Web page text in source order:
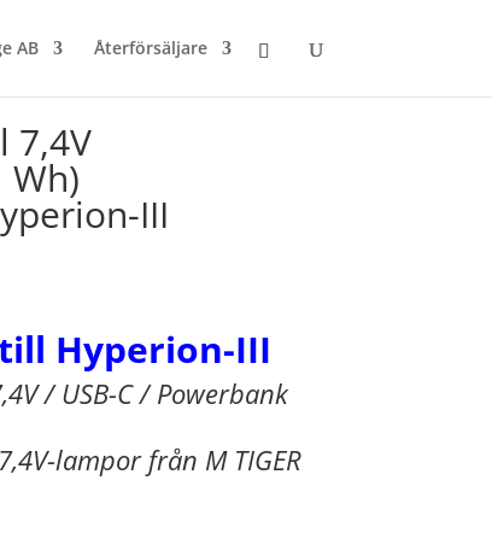
AB Återförsäljare
7,4V
Wh)
III
Hyperion-III
/ USB-C / Powerbank
lampor från M TIGER